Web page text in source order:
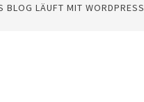
BLOG LÄUFT MIT WORDPRESS